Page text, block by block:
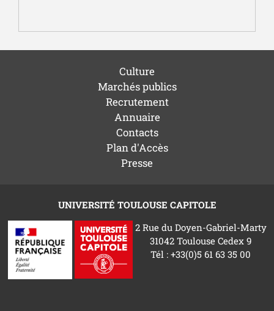
Culture
Marchés publics
Recrutement
Annuaire
Contacts
Plan d'Accès
Presse
UNIVERSITÉ TOULOUSE CAPITOLE
2 Rue du Doyen-Gabriel-Marty
31042 Toulouse Cedex 9
Tél : +33(0)5 61 63 35 00